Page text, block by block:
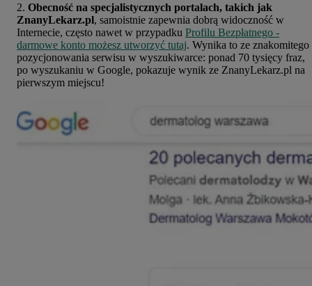
2. Obecność na specjalistycznych portalach, takich jak
ZnanyLekarz.pl, samoistnie zapewnia dobrą widoczność w
Internecie, często nawet w przypadku Profilu Bezpłatnego -
darmowe konto możesz utworzyć tutaj. Wynika to ze znakomitego
pozycjonowania serwisu w wyszukiwarce: ponad 70 tysięcy fraz,
po wyszukaniu w Google, pokazuje wynik ze ZnanyLekarz.pl na
pierwszym miejscu!